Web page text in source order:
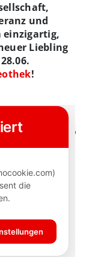
und
einzigartig,
Liebling
!